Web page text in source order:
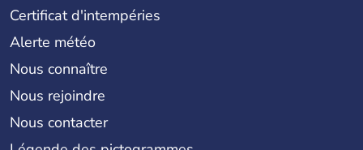
Certificat d'intempéries
Alerte météo
Nous connaître
Nous rejoindre
Nous contacter